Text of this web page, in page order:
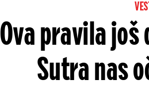
Ova pravila još
Sutra nas